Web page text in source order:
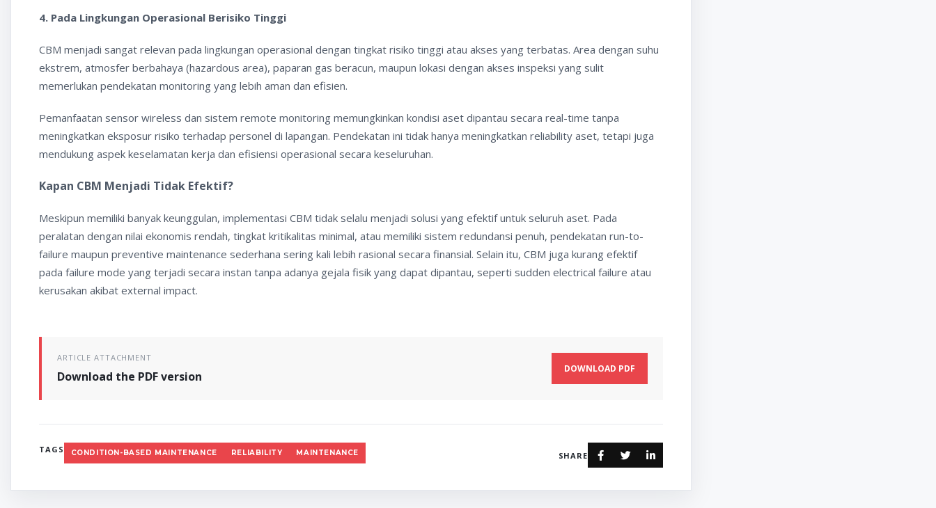
4. Pada Lingkungan Operasional Berisiko Tinggi
CBM menjadi sangat relevan pada lingkungan operasional dengan tingkat risiko tinggi atau akses yang terbatas. Area dengan suhu
ekstrem, atmosfer berbahaya (hazardous area), paparan gas beracun, maupun lokasi dengan akses inspeksi yang sulit
memerlukan pendekatan monitoring yang lebih aman dan efisien.
Pemanfaatan sensor wireless dan sistem remote monitoring memungkinkan kondisi aset dipantau secara real-time tanpa
meningkatkan eksposur risiko terhadap personel di lapangan. Pendekatan ini tidak hanya meningkatkan reliability aset, tetapi juga
mendukung aspek keselamatan kerja dan efisiensi operasional secara keseluruhan.
Kapan CBM Menjadi Tidak Efektif?
Meskipun memiliki banyak keunggulan, implementasi CBM tidak selalu menjadi solusi yang efektif untuk seluruh aset. Pada
peralatan dengan nilai ekonomis rendah, tingkat kritikalitas minimal, atau memiliki sistem redundansi penuh, pendekatan run-to-
failure maupun preventive maintenance sederhana sering kali lebih rasional secara finansial. Selain itu, CBM juga kurang efektif
pada failure mode yang terjadi secara instan tanpa adanya gejala fisik yang dapat dipantau, seperti sudden electrical failure atau
kerusakan akibat external impact.
ARTICLE ATTACHMENT
Download the PDF version
DOWNLOAD PDF
TAGS CONDITION-BASED MAINTENANCE RELIABILITY MAINTENANCE SHARE